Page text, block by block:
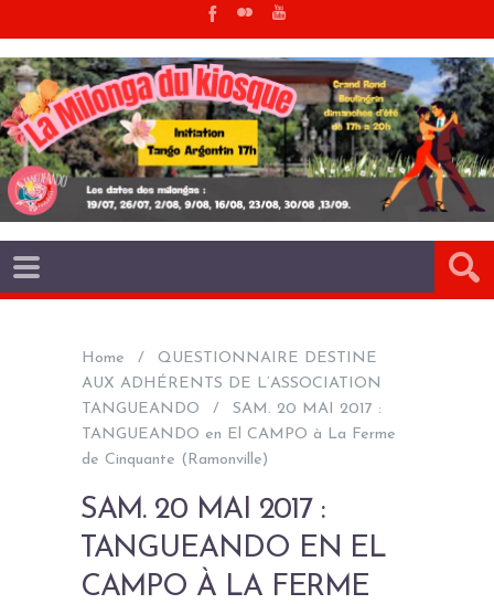
Home
QUESTIONNAIRE DESTINE
AUX ADHÉRENTS DE L’ASSOCIATION
TANGUEANDO
SAM. 20 MAI 2017 :
TANGUEANDO en El CAMPO à La Ferme
de Cinquante (Ramonville)
SAM. 20 MAI 2017 :
TANGUEANDO EN EL
CAMPO À LA FERME